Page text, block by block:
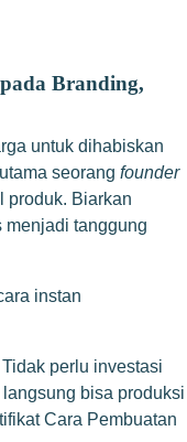
Branding,
untuk dihabiskan
seorang founder
produk. Biarkan
menjadi tanggung
instan
Tidak perlu investasi
bisa produksi
Cara Pembuatan